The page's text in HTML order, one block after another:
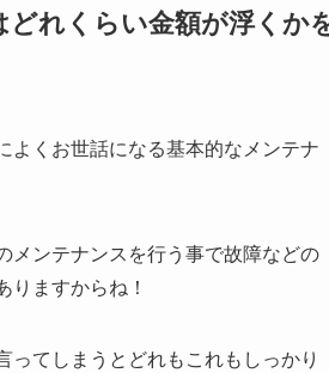
れくらい金額が浮くか
よくお世話になる基本的なメンテナ
メンテナンスを行う事で故障などの
りますからね！
ってしまうとどれもこれもしっかり